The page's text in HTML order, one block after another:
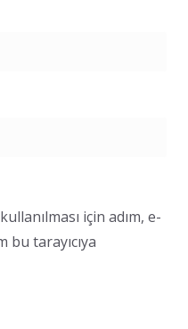
için adım, e-
tarayıcıya